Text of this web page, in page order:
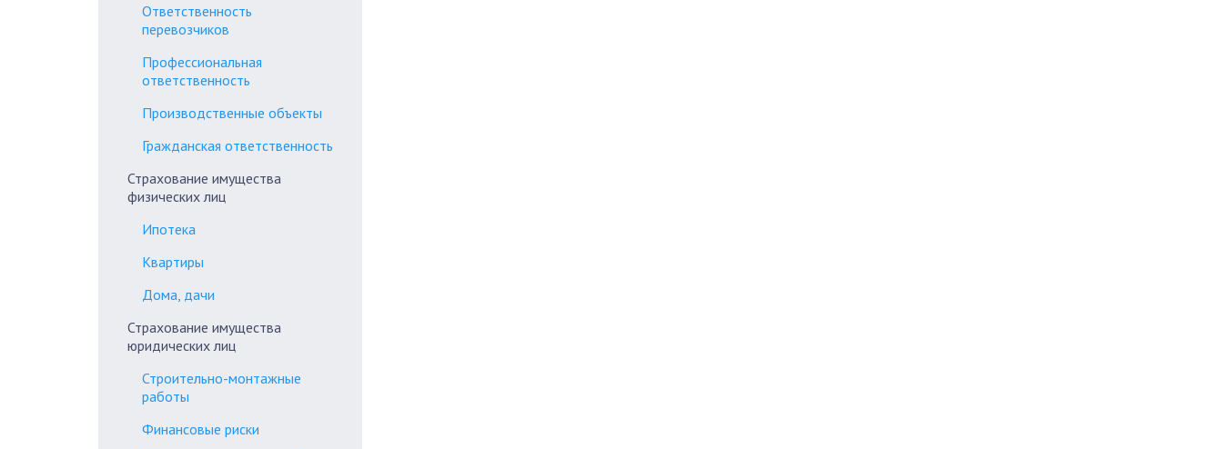
Ответственность
перевозчиков
Профессиональная
ответственность
Производственные объекты
Гражданская ответственность
Страхование имущества
физических лиц
Ипотека
Квартиры
Дома, дачи
Страхование имущества
юридических лиц
Строительно-монтажные
работы
Финансовые риски